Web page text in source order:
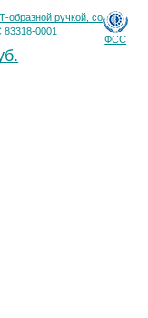
ФСС
образной ручкой, со
0001